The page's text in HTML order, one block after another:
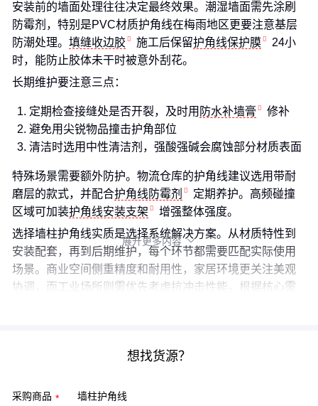
安装前的墙面处理往往决定最终效果。潮湿墙面需先涂刷
防霉剂，特别是PVC材质护角线在梅雨地区更要注意基层
防潮处理。 填缝收边胶 施工后保留护角线保护膜
24小
时，能防止胶体未干时被意外刮花。
长期维护要注意三点：
定期检查接缝处是否开裂，及时用 防水补墙膏
修补
避免用尖锐物品撞击护角部位
清洁时选用中性清洁剂，强酸强碱会腐蚀部分材质表面
特殊场景需要额外防护。物流仓库的护角线建议选用带耐
磨层的款式，并配合护角线防霉剂
定期养护。高频碰撞
区域可加装护角线安装支架
增强整体强度。
选择墙柱护角线实质是选择系统解决方案。从材质特性到
安装配套，再到后期维护，每个环节都需要匹配实际使用
场景。商业空间侧重精度和耐用性，家居环境更关注美观
协调，而工业场所则需优先考虑抗冲击性能。根据核心需
展开更多内容 
想找货源？
采购商品